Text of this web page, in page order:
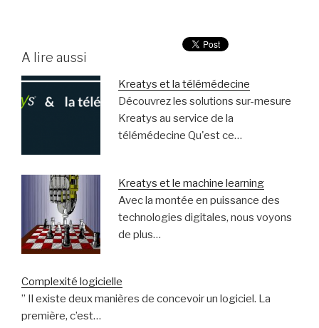
A lire aussi
Kreatys et la télémédecine
Découvrez les solutions sur-mesure
Kreatys au service de la
télémédecine Qu'est ce…
Kreatys et le machine learning
Avec la montée en puissance des
technologies digitales, nous voyons
de plus…
Complexité logicielle
” Il existe deux manières de concevoir un logiciel. La
première, c’est…